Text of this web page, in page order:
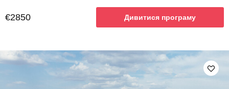
€2850 Дивитися програму